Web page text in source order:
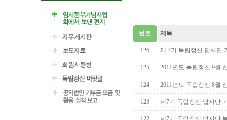
번호 제목
126 제 7기 독립정신 답사단
125 2011년도 독립정신 9월
124 2011년도 독립정신 8월
123 제7기 독립정신 답사단